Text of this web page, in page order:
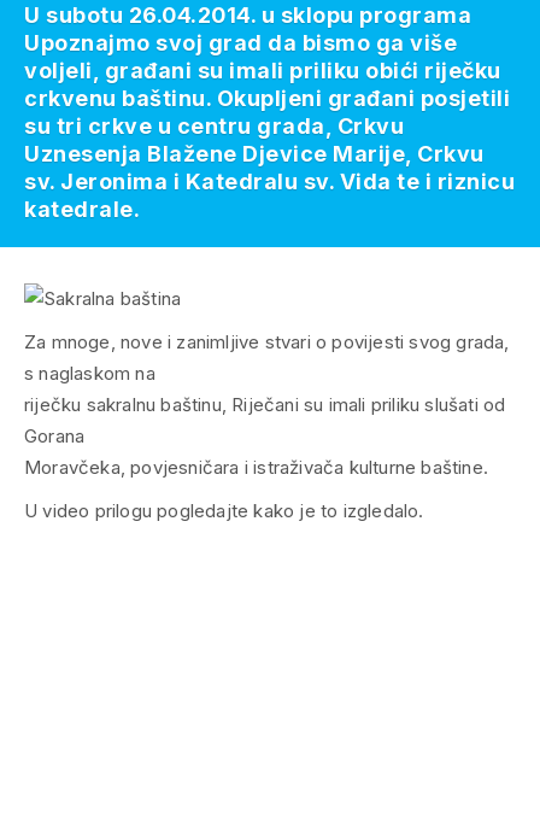
Za mnoge, nove i zanimljive stvari o povijesti svog grada,
s naglaskom na
riječku sakralnu baštinu, Riječani su imali priliku slušati od
Gorana
Moravčeka, povjesničara i istraživača kulturne baštine.
U video prilogu pogledajte kako je to izgledalo.
U subotu 26.04.2014. u sklopu programa
Upoznajmo svoj grad da bismo ga više
voljeli, građani su imali priliku obići riječku
crkvenu baštinu. Okupljeni građani posjetili
su tri crkve u centru grada, Crkvu
Uznesenja Blažene Djevice Marije, Crkvu
sv. Jeronima i Katedralu sv. Vida te i riznicu
katedrale.